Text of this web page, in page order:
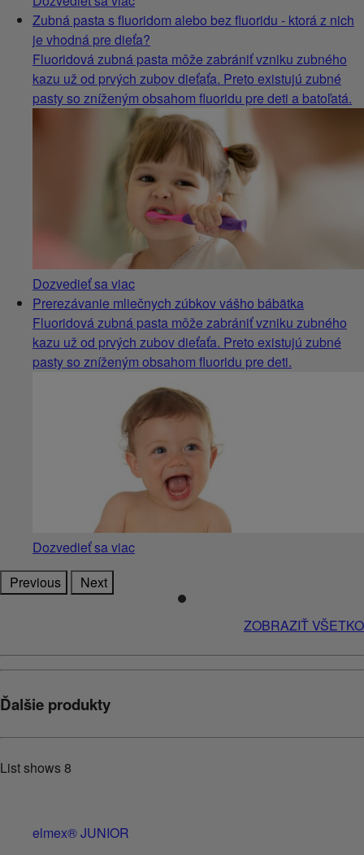
Zubná pasta s fluoridom alebo bez fluoridu - ktorá z nich
je vhodná pre dieťa?
Fluoridová zubná pasta môže zabrániť vzniku zubného
kazu už od prvých zubov dieťaťa. Preto existujú zubné
pasty so zníženým obsahom fluoridu pre deti a batoľatá.
Dozvedieť sa viac
Prerezávanie mliečnych zúbkov vášho bábätka
Fluoridová zubná pasta môže zabrániť vzniku zubného
kazu už od prvých zubov dieťaťa. Preto existujú zubné
pasty so zníženým obsahom fluoridu pre deti.
Dozvedieť sa viac
Previous
Next
ZOBRAZIŤ VŠETKO
Ďalšie produkty
List shows8
elmex® JUNIOR